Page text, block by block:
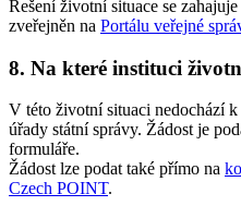
Řešení životní situace se
zveřejněn na Portálu veřejné
8. Na které instituci
V této životní situaci nedochází
úřady státní správy. Žádost je
formuláře.
Žádost lze podat také přímo na
Czech POINT.